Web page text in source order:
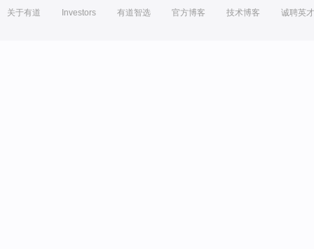
关于有道 Investors 有道智选 官方博客 技术博客 诚聘英才